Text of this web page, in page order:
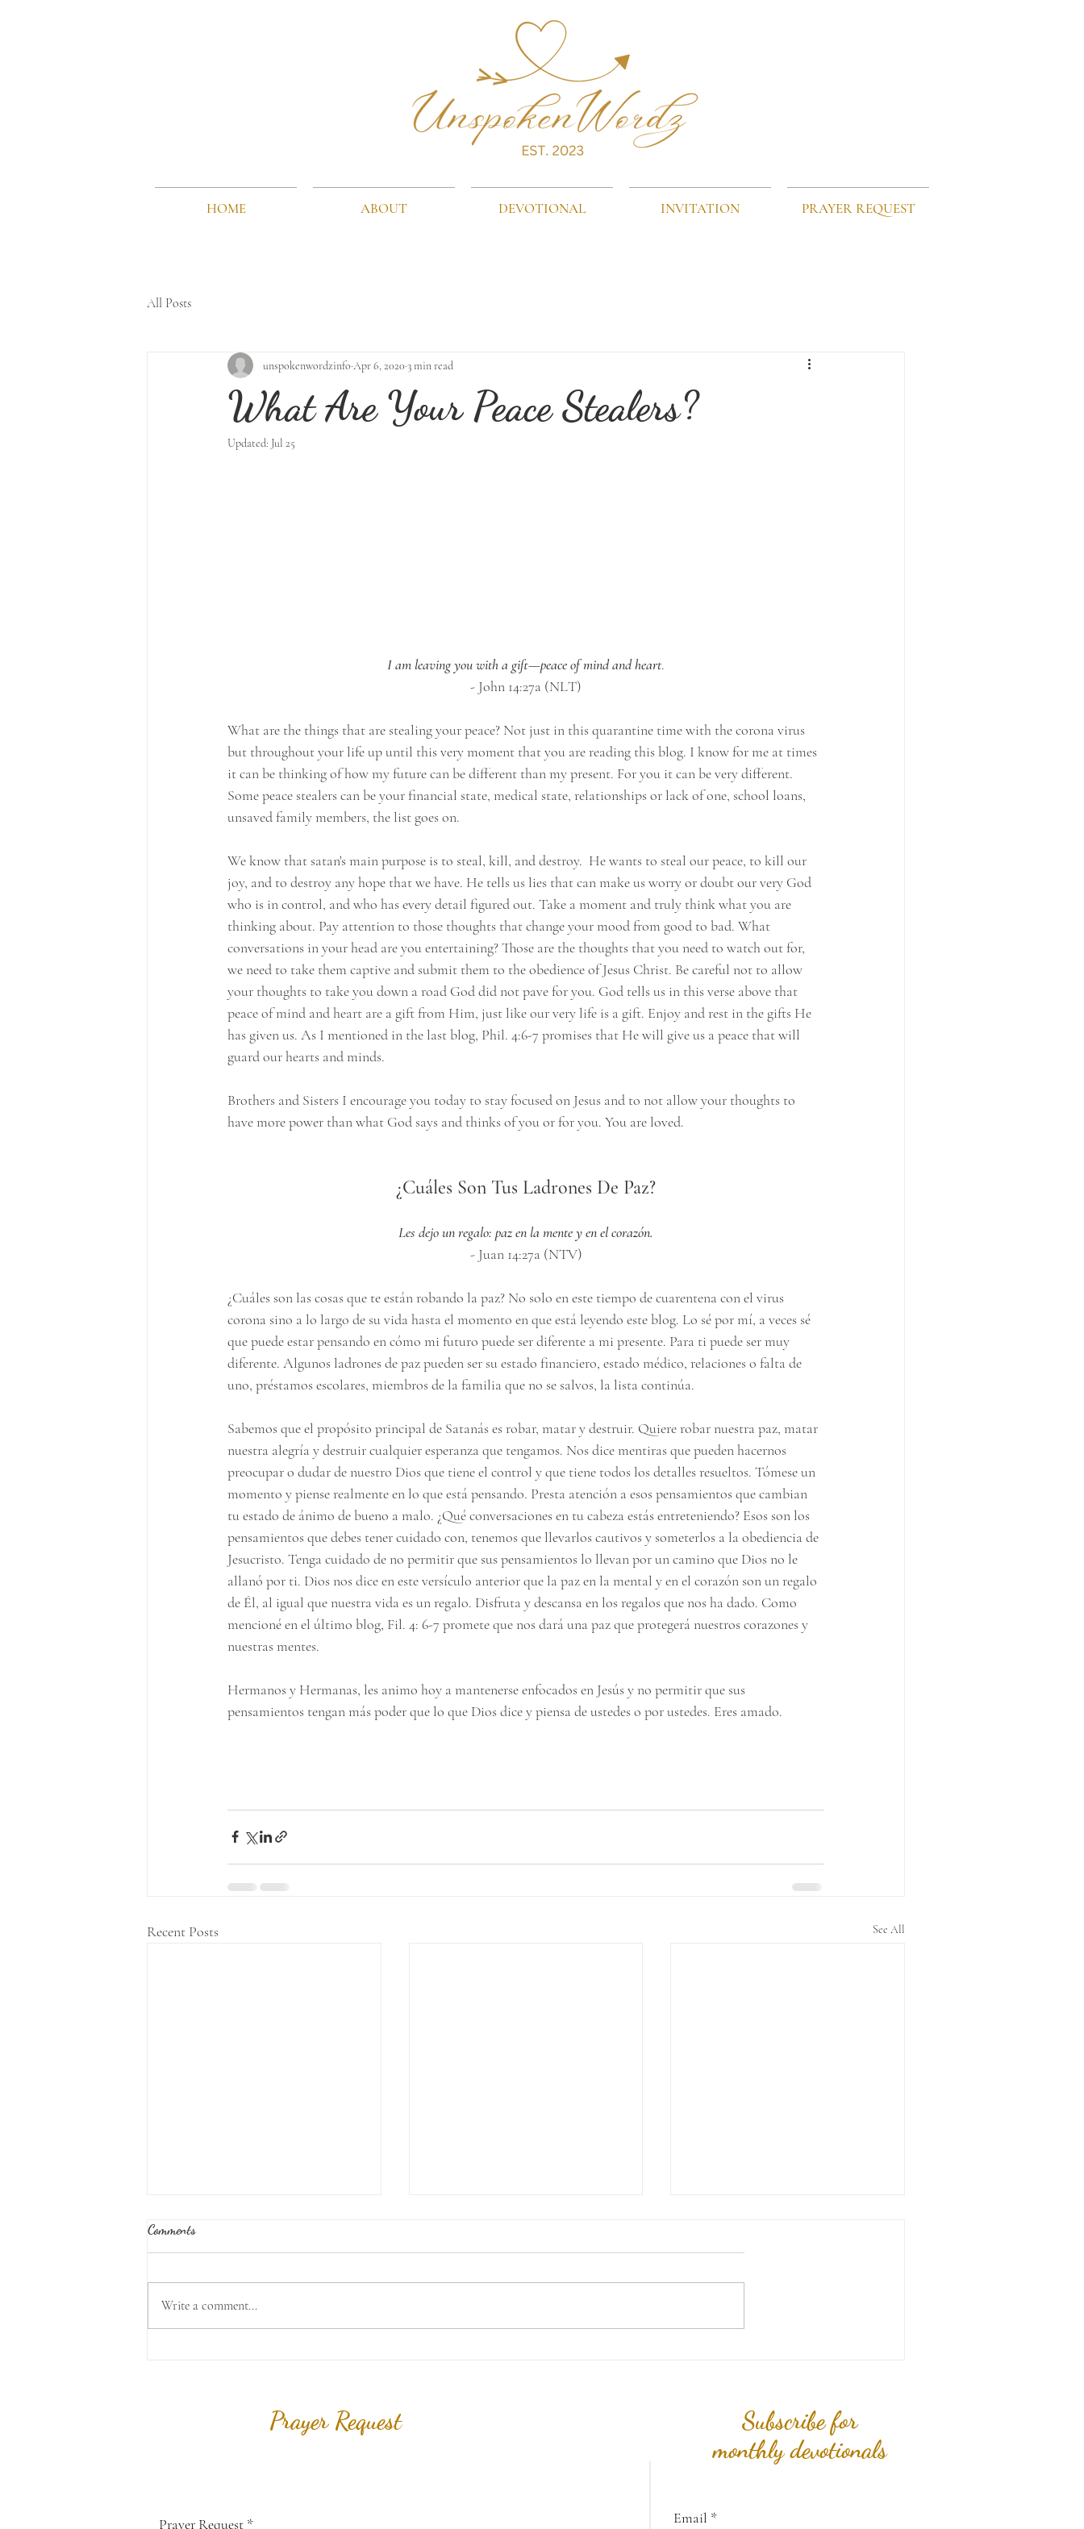
HOME ABOUT DEVOTIONAL INVITATION PRAYER REQUEST
All Posts
What Are Your Peace Stealers?
unspokenwordzinfo Apr 6, 2020 3 min read
Updated: Jul 25
I am leaving you with a gift—peace of mind and heart.
- John 14:27a (NLT)
What are the things that are stealing your peace? Not just in this quarantine time with the corona virus
but throughout your life up until this very moment that you are reading this blog. I know for me at times
it can be thinking of how my future can be different than my present. For you it can be very different.
Some peace stealers can be your financial state, medical state, relationships or lack of one, school loans,
unsaved family members, the list goes on.
We know that satan's main purpose is to steal, kill, and destroy.  He wants to steal our peace, to kill our
joy, and to destroy any hope that we have. He tells us lies that can make us worry or doubt our very God
who is in control, and who has every detail figured out. Take a moment and truly think what you are
thinking about. Pay attention to those thoughts that change your mood from good to bad. What
conversations in your head are you entertaining? Those are the thoughts that you need to watch out for,
we need to take them captive and submit them to the obedience of Jesus Christ. Be careful not to allow
your thoughts to take you down a road God did not pave for you. God tells us in this verse above that
peace of mind and heart are a gift from Him, just like our very life is a gift. Enjoy and rest in the gifts He
has given us. As I mentioned in the last blog, Phil. 4:6-7 promises that He will give us a peace that will
guard our hearts and minds.
Brothers and Sisters I encourage you today to stay focused on Jesus and to not allow your thoughts to
have more power than what God says and thinks of you or for you. You are loved.
¿Cuáles Son Tus Ladrones De Paz?
Les dejo un regalo: paz en la mente y en el corazón.
- Juan 14:27a (NTV)
¿Cuáles son las cosas que te están robando la paz? No solo en este tiempo de cuarentena con el virus
corona sino a lo largo de su vida hasta el momento en que está leyendo este blog. Lo sé por mí, a veces sé
que puede estar pensando en cómo mi futuro puede ser diferente a mi presente. Para ti puede ser muy
diferente. Algunos ladrones de paz pueden ser su estado financiero, estado médico, relaciones o falta de
uno, préstamos escolares, miembros de la familia que no se salvos, la lista continúa.
Sabemos que el propósito principal de Satanás es robar, matar y destruir. Quiere robar nuestra paz, matar
nuestra alegría y destruir cualquier esperanza que tengamos. Nos dice mentiras que pueden hacernos
preocupar o dudar de nuestro Dios que tiene el control y que tiene todos los detalles resueltos. Tómese un
momento y piense realmente en lo que está pensando. Presta atención a esos pensamientos que cambian
tu estado de ánimo de bueno a malo. ¿Qué conversaciones en tu cabeza estás entreteniendo? Esos son los
pensamientos que debes tener cuidado con, tenemos que llevarlos cautivos y someterlos a la obediencia de
Jesucristo. Tenga cuidado de no permitir que sus pensamientos lo llevan por un camino que Dios no le
allanó por ti. Dios nos dice en este versículo anterior que la paz en la mental y en el corazón son un regalo
de Él, al igual que nuestra vida es un regalo. Disfruta y descansa en los regalos que nos ha dado. Como
mencioné en el último blog, Fil. 4: 6-7 promete que nos dará una paz que protegerá nuestros corazones y
nuestras mentes.
Hermanos y Hermanas, les animo hoy a mantenerse enfocados en Jesús y no permitir que sus
pensamientos tengan más poder que lo que Dios dice y piensa de ustedes o por ustedes. Eres amado.
Recent Posts See All
Go Deeper (Part 2)
Comments
Write a comment...
Prayer Request
Subscribe for
monthly devotionals
Prayer Request Email